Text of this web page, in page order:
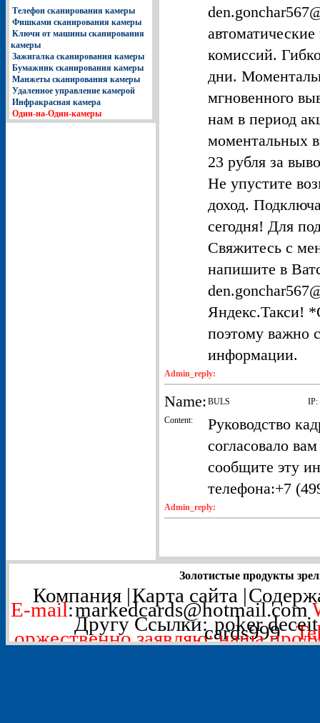
Телефон сканирования камеры
Фишками сканирования камеры
Ключи от машины сканирования
камеры
Зажигалка сканирования камеры
Бумажник сканирования камеры
Манжеты сканирования камеры
Удаленное управление камерой
Инфракрасная камера
Один-на-Один-камеры
комиссий.
дни.
мгновенного
нам в период
моментальных
23 рубля за
Не упустите
доход.
сегодня! Для
Свяжитесь с
напишите в
Яндекс.Такси!
поэтому важно
информации.
Admin_reply:
Name: BULS
IP:
Content:
Руководство
согласовало
сообщите эту
телефона:+7
Admin_reply:
Золотистые продукты
Компания |Карта сайта |
E-mail:markedcards@hotmail.com
cards999
Другу Ссылки:poker deceit
оржественно заявляю: наша